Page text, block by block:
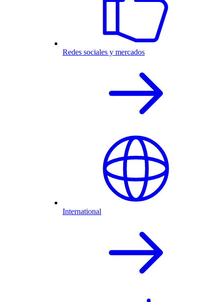
Redes sociales y mercados
International